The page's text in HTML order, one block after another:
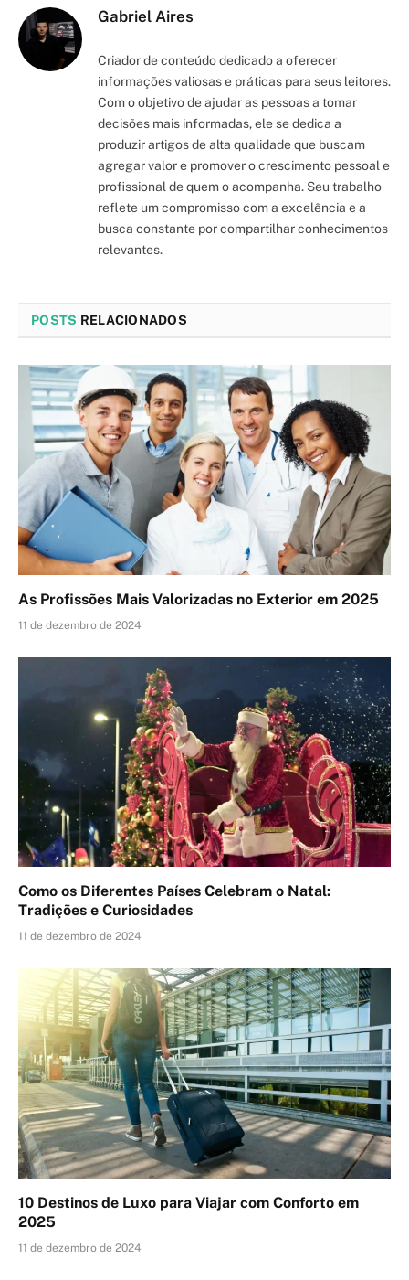
Gabriel Aires
Criador de conteúdo dedicado a oferecer
informações valiosas e práticas para seus leitores.
Com o objetivo de ajudar as pessoas a tomar
decisões mais informadas, ele se dedica a
produzir artigos de alta qualidade que buscam
agregar valor e promover o crescimento pessoal e
profissional de quem o acompanha. Seu trabalho
reflete um compromisso com a excelência e a
busca constante por compartilhar conhecimentos
relevantes.
POSTS RELACIONADOS
As Profissões Mais Valorizadas no Exterior em 2025
11 de dezembro de 2024
Como os Diferentes Países Celebram o Natal:
Tradições e Curiosidades
11 de dezembro de 2024
10 Destinos de Luxo para Viajar com Conforto em
2025
11 de dezembro de 2024